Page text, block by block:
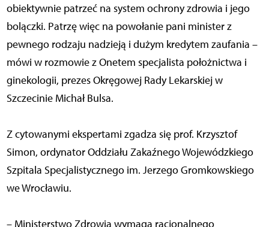
obiektywnie patrzeć na system ochrony zdrowia i jego
bolączki. Patrzę więc na powołanie pani minister z
pewnego rodzaju nadzieją i dużym kredytem zaufania –
mówi w rozmowie z Onetem specjalista położnictwa i
ginekologii, prezes Okręgowej Rady Lekarskiej w
Szczecinie Michał Bulsa.
Z cytowanymi ekspertami zgadza się prof. Krzysztof
Simon, ordynator Oddziału Zakaźnego Wojewódzkiego
Szpitala Specjalistycznego im. Jerzego Gromkowskiego
we Wrocławiu.
– Ministerstwo Zdrowia wymaga racjonalnego